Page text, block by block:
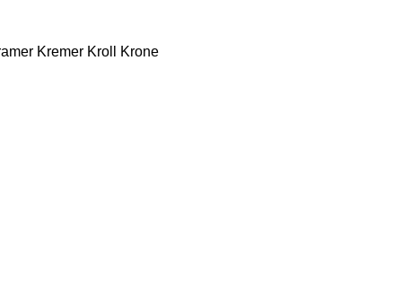
Kremer Kroll Krone